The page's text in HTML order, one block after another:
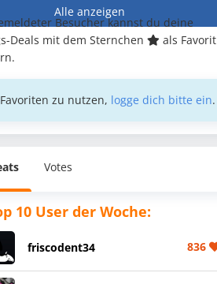
Alle anzeigen
Besucher kannst du deine
Deals mit dem Sternchen
als Favorit
zu nutzen, logge dich bitte ein.
Votes
10 User der Woche:
friscodent34 836